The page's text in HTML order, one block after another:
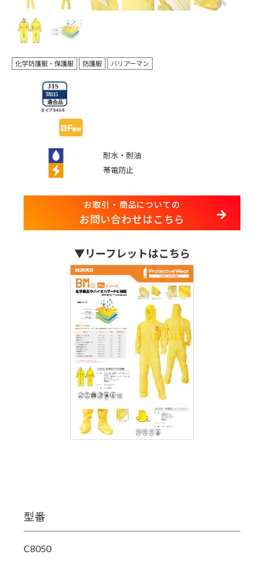
化学防護服・保護服 防護服 バリアーマン
耐水・耐油
帯電防止
お取引・商品についての
お問い合わせはこちら
▼リーフレットはこちら
型番
C8050